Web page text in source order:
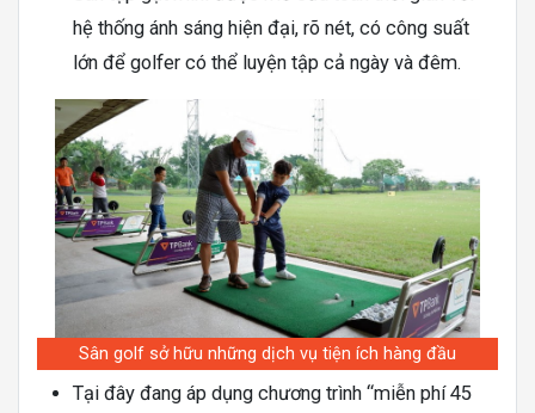
hệ thống ánh sáng hiện đại, rõ nét, có công suất
lớn để golfer có thể luyện tập cả ngày và đêm.
Sân golf sở hữu những dịch vụ tiện ích hàng đầu
Tại đây đang áp dụng chương trình “miễn phí 45